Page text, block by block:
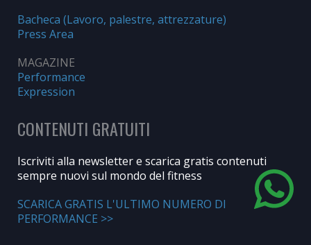
Bacheca (Lavoro, palestre, attrezzature)
Press Area
MAGAZINE
Performance
Expression
CONTENUTI GRATUITI
Iscriviti alla newsletter e scarica gratis contenuti
sempre nuovi sul mondo del fitness
SCARICA GRATIS L'ULTIMO NUMERO DI
PERFORMANCE >>